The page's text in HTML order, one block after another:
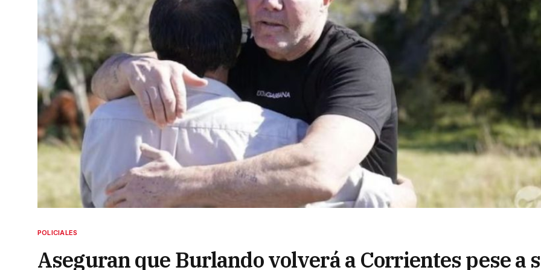
POLICIALES
Aseguran que Burlando volverá a Corrientes pese a